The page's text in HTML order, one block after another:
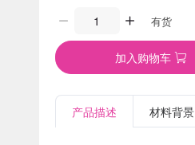
有货
加入购物车
产品描述 材料背景